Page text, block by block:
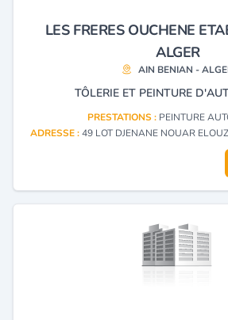
LES FRERES OUCHENE
ALGER
AIN BENIAN -
TÔLERIE ET PEINTURE
PRESTATIONS : PEINTURE
ADRESSE :49 LOT DJENANE NOUAR